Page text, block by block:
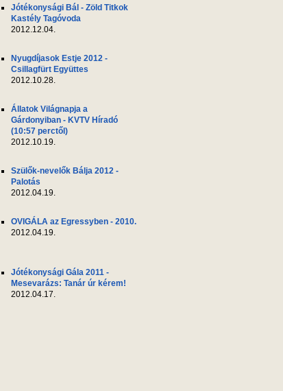
Jótékonysági Bál - Zöld Titkok
Kastély Tagóvoda
2012.12.04.
Nyugdíjasok Estje 2012 -
Csillagfürt Együttes
2012.10.28.
Állatok Világnapja a
Gárdonyiban - KVTV Híradó
(10:57 perctől)
2012.10.19.
Szülők-nevelők Bálja 2012 -
Palotás
2012.04.19.
OVIGÁLA az Egressyben - 2010.
2012.04.19.
Jótékonysági Gála 2011 -
Mesevarázs: Tanár úr kérem!
2012.04.17.